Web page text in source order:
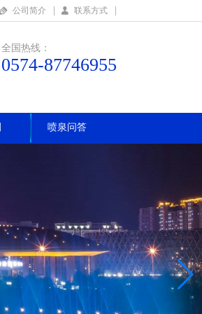
公司简介 联系方式
全国热线：
0574-87746955
喷泉问答